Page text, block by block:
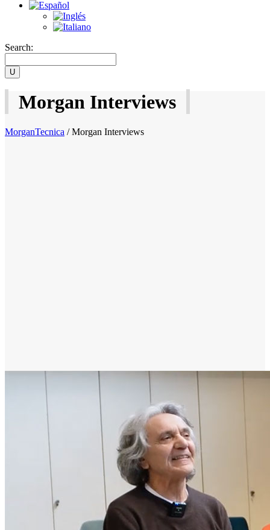
Search:
Morgan Interviews
MorganTecnica /Morgan Interviews